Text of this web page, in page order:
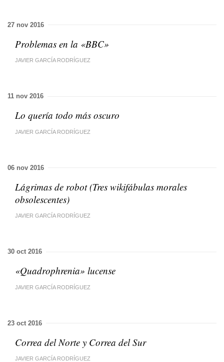
27 nov 2016
Problemas en la «BBC»
JAVIER GARCÍA RODRÍGUEZ
11 nov 2016
Lo quería todo más oscuro
JAVIER GARCÍA RODRÍGUEZ
06 nov 2016
Lágrimas de robot (Tres wikifábulas morales
obsolescentes)
JAVIER GARCÍA RODRÍGUEZ
30 oct 2016
«Quadrophrenia» lucense
JAVIER GARCÍA RODRÍGUEZ
23 oct 2016
Correa del Norte y Correa del Sur
JAVIER GARCÍA RODRÍGUEZ